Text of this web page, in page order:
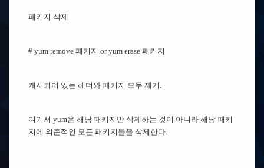
패키지 삭제
# yum remove 패키지 or yum erase 패키지
캐시되어 있는 헤더와 패키지 모두 제거.
여기서 yum은 해당 패키지만 삭제하는 것이 아니라 해당 패키
지에 의존적인 모든 패키지들을 삭제한다.